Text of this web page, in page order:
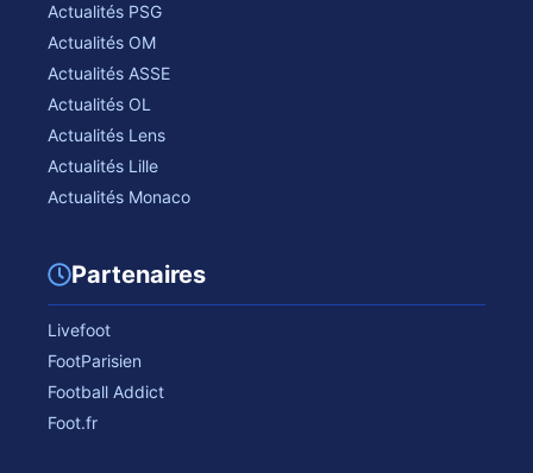
Actualités PSG
Actualités OM
Actualités ASSE
Actualités OL
Actualités Lens
Actualités Lille
Actualités Monaco
Partenaires
Livefoot
FootParisien
Football Addict
Foot.fr